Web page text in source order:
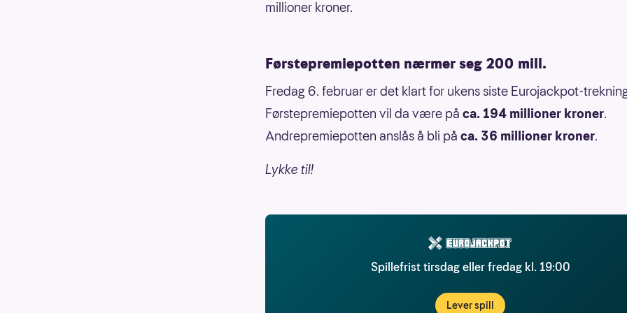
millioner kroner.
Førstepremiepotten nærmer seg 200 mill.
Fredag 6. februar er det klart for ukens siste Eurojackpot-
Førstepremiepotten vil da være på ca. 194 millioner kroner.
Andrepremiepotten anslås å bli på ca. 36 millioner kroner.
Lykke til!
Spillefrist tirsdag eller fredag kl. 19:00
Lever spill